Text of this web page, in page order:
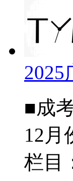
2025
■成
12月
栏目